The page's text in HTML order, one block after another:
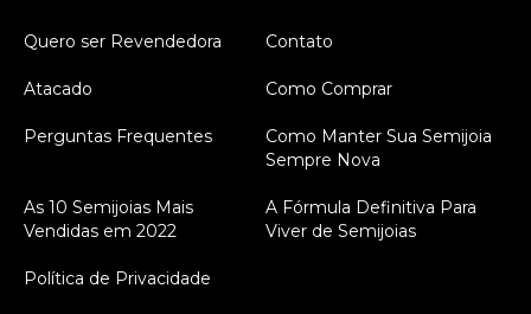
Quero ser Revendedora Contato
Atacado Como Comprar
Perguntas Frequentes
Como Manter Sua Semijoia
Sempre Nova
As 10 Semijoias Mais
Vendidas em 2022
A Fórmula Definitiva Para
Viver de Semijoias
Política de Privacidade